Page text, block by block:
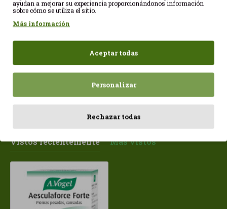
30gr A.Vogel
50ml A. Vogel
11,50€
Vistos recientemente Más vistos
ayudan a mejorar su experiencia proporcionándonos información
sobre cómo se utiliza el sitio.
Más información
Aceptar todas
Personalizar
Rechazar todas